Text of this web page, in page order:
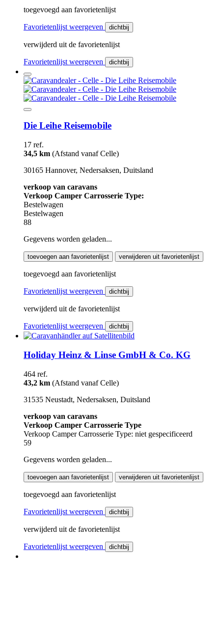
toegevoegd aan favorietenlijst
Favorietenlijst weergeven dichtbij
verwijderd uit de favorietenlijst
Favorietenlijst weergeven dichtbij
Die Leihe Reisemobile
17 ref.
34,5 km (Afstand vanaf Celle)
30165 Hannover, Nedersaksen, Duitsland
verkoop van caravans
Verkoop Camper Carrosserie Type:
Bestelwagen
Bestelwagen
88
Gegevens worden geladen...
toevoegen aan favorietenlijst verwijderen uit favorietenlijst
toegevoegd aan favorietenlijst
Favorietenlijst weergeven dichtbij
verwijderd uit de favorietenlijst
Favorietenlijst weergeven dichtbij
Holiday Heinz & Linse GmbH & Co. KG
464 ref.
43,2 km (Afstand vanaf Celle)
31535 Neustadt, Nedersaksen, Duitsland
verkoop van caravans
Verkoop Camper Carrosserie Type
Verkoop Camper Carrosserie Type: niet gespecificeerd
59
Gegevens worden geladen...
toevoegen aan favorietenlijst verwijderen uit favorietenlijst
toegevoegd aan favorietenlijst
Favorietenlijst weergeven dichtbij
verwijderd uit de favorietenlijst
Favorietenlijst weergeven dichtbij